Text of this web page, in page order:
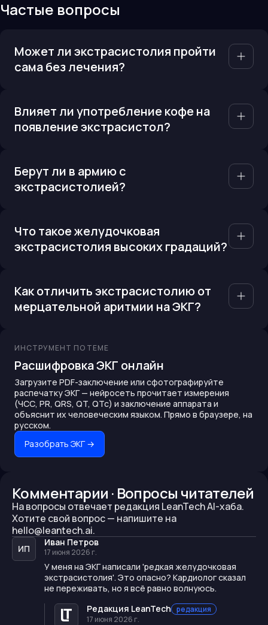
Частые вопросы
Может ли экстрасистолия пройти
сама без лечения?
Влияет ли употребление кофе на
появление экстрасистол?
Берут ли в армию с
экстрасистолией?
Что такое желудочковая
экстрасистолия высоких градаций?
Как отличить экстрасистолию от
мерцательной аритмии на ЭКГ?
ИНСТРУМЕНТ ПО ТЕМЕ
Расшифровка ЭКГ онлайн
Загрузите PDF-заключение или сфотографируйте
распечатку ЭКГ — нейросеть прочитает измерения
(ЧСС, PR, QRS, QT, QTc) и заключение аппарата и
объяснит их человеческим языком. Прямо в браузере, на
русском.
Разобрать ЭКГ→
Комментарии · Вопросы читателей
На вопросы отвечает редакция LeanTech AI-хаба.
Хотите свой вопрос — напишите на
hello@leantech.ai.
ИП
Иван Петров
17 июня 2026 г.
У меня на ЭКГ написали 'редкая желудочковая
экстрасистолия'. Это опасно? Кардиолог сказал
не переживать, но я всё равно волнуюсь.
Редакция LeanTech редакция
17 июня 2026 г.